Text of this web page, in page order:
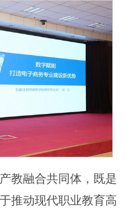
教融合共同体，既是
推动现代职业教育高